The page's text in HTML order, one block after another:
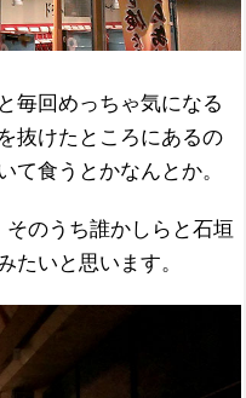
毎回めっちゃ気になる
抜けたところにあるの
て食うとかなんとか。
のうち誰かしらと石垣
たいと思います。